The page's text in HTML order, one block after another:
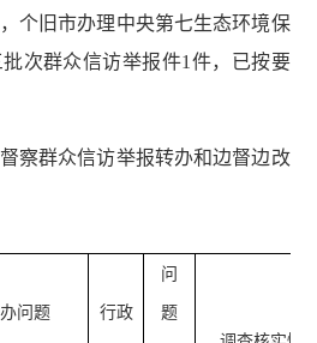
旧市办理中央第七生态环境保
次群众信访举报件1件，已按要
群众信访举报转办和边督边改
问题 行政
问
题